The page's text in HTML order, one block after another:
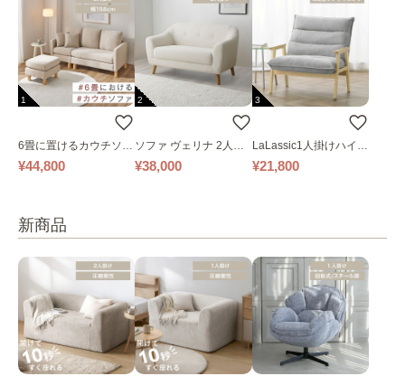
1
6畳に置けるカウチソフ
ァ｜ベージュ
¥44,800
2
ソファ ヴェリナ 2人掛
け
¥38,000
3
LaLassic1人掛けハイバ
ックソファ ワイド
¥21,800
新商品